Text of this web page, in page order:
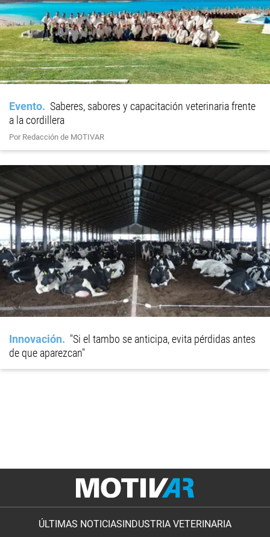
Evento
Saberes, sabores y capacitación veterinaria frente
a la cordillera
Por Redacción de MOTIVAR
Innovación
"Si el tambo se anticipa, evita pérdidas antes
de que aparezcan"
ÚLTIMAS NOTICIAS INDUSTRIA VETERINARIA